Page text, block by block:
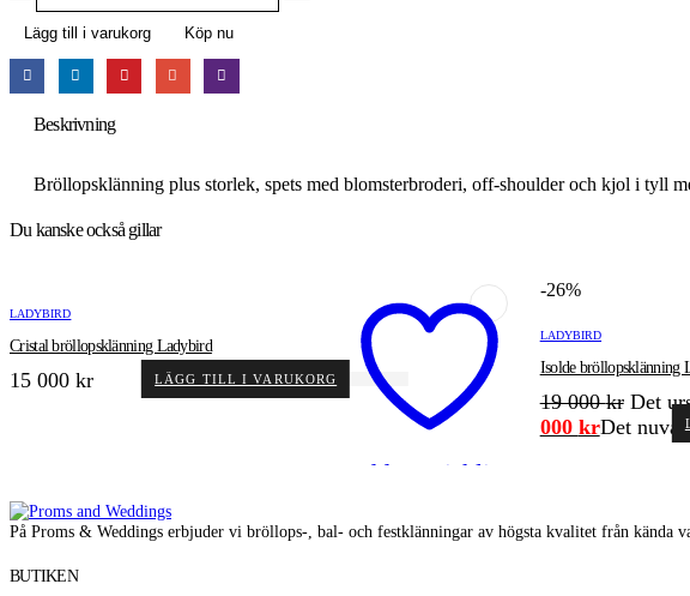
Lägg till i varukorg Köp nu
Beskrivning
Bröllopsklänning plus storlek, spets med blomsterbroderi, off-shoulder och kjol i tyll
Du kanske också gillar
Add to wishlist
LÄGG TILL I VARUKORG
LADYBIRD
Cristal bröllopsklänning Ladybird
15 000 kr
-26%
LADYBIRD
Isolde bröllopsklänning
19 000kr Det
000 krDet
På Proms & Weddings erbjuder vi bröllops-, bal- och festklänningar av högsta kvalitet från kända
BUTIKEN